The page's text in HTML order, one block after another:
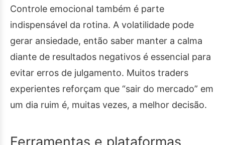
Controle emocional também é parte
indispensável da rotina. A volatilidade pode
gerar ansiedade, então saber manter a calma
diante de resultados negativos é essencial para
evitar erros de julgamento. Muitos traders
experientes reforçam que “sair do mercado” em
um dia ruim é, muitas vezes, a melhor decisão.